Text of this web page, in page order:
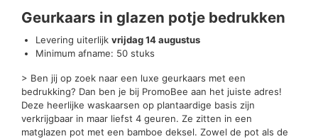
Geurkaars in glazen potje bedrukken
Levering uiterlijk vrijdag 14 augustus
Minimum afname: 50 stuks
> Ben jij op zoek naar een luxe geurkaars met een
bedrukking? Dan ben je bij PromoBee aan het juiste adres!
Deze heerlijke waskaarsen op plantaardige basis zijn
verkrijgbaar in maar liefst 4 geuren. Ze zitten in een
matglazen pot met een bamboe deksel. Zowel de pot als de